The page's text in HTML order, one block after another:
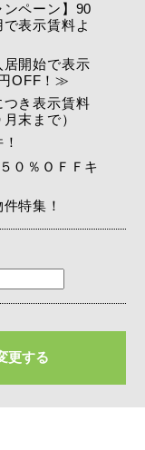
ンペーン】90
表示賃料よ
開始で表示
OFF！≫
つき表示賃料
末まで）
０％ＯＦＦキ
特集！
更する